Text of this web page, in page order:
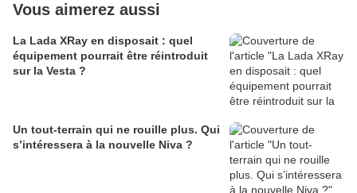
Vous aimerez aussi
La Lada XRay en disposait : quel
équipement pourrait être réintroduit
sur la Vesta ?
Un tout-terrain qui ne rouille plus. Qui
s’intéressera à la nouvelle Niva ?